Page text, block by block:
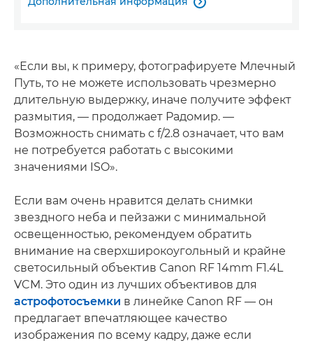

«Если вы, к примеру, фотографируете Млечный
Путь, то не можете использовать чрезмерно
длительную выдержку, иначе получите эффект
размытия, — продолжает Радомир. —
Возможность снимать с f/2.8 означает, что вам
не потребуется работать с высокими
значениями ISO».
Если вам очень нравится делать снимки
звездного неба и пейзажи с минимальной
освещенностью, рекомендуем обратить
внимание на сверхширокоугольный и крайне
светосильный объектив Canon RF 14mm F1.4L
VCM. Это один из лучших объективов для
астрофотосъемки в линейке Canon RF — он
предлагает впечатляющее качество
изображения по всему кадру, даже если